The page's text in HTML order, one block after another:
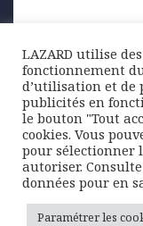
While the health
countries such
Posted
on
27 April 2021
week,News
vaccine
LAZARD utilise
fonctionnement
d’utilisation et de
publicités en
le bouton "Tout
cookies. Vous
pour sélectionner
autoriser.
données pour en
Paramétrer les